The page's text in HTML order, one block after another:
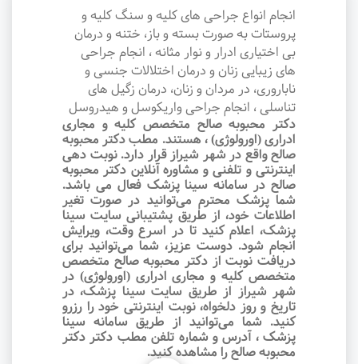
انجام انواع جراحی های کلیه و سنگ کلیه و
پروستات به صورت بسته و باز، ختنه و درمان
بی اختیاری ادرار و نوار مثانه ، انجام جراحی
های زیبایی زنان و درمان اختلالات جنسی و
ناباروری، در مردان و زنان، درمان زگیل های
تناسلی ، انجام جراحی واریکوسل و هیدروسل
دکتر محبوبه صالح متخصص کلیه و مجاری
ادراری (اورولوژی) ، هستند. مطب دکتر محبوبه
صالح واقع در شهر شیراز قرار دارد. نوبت‌ دهی
اینترنتی و تلفنی و مشاوره آنلاین دکتر محبوبه
صالح در سامانه سینا پزشک فعال می باشد.
شما پزشک محترم می‌توانید در صورت تغیر
اطلاعات خود، از طریق پشتیبانی سایت سینا
پزشک، اعلام کنید تا در اسرع وقت‌، ویرایش
انجام شود. دوست عزیز، شما می‌توانید برای
دریافت نوبت از دکتر محبوبه صالح متخصص
متخصص کلیه و مجاری ادراری (اورولوژی) در
شهر شیراز از طریق سایت سینا پزشک، در
تاریخ و روز دلخواه، نوبت اینترنتی خود را رزرو
کنید. شما می‌توانید از طریق سامانه سینا
پزشک ، آدرس و شماره تلفن مطب دکتر دکتر
محبوبه صالح را مشاهده کنید.